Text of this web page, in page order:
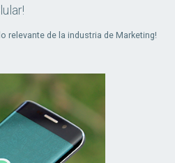
relevante de la industria de Marketing!